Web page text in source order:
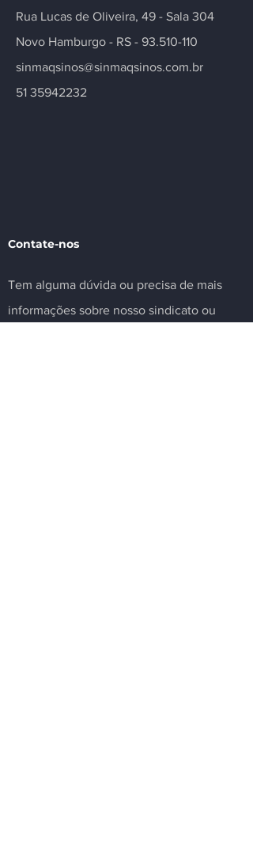
Rua Lucas de Oliveira, 49 - Sala 304
Novo Hamburgo - RS - 93.510-110
sinmaqsinos@sinmaqsinos.com.br
51 35942232
Contate-nos
Tem alguma dúvida ou precisa de mais
informações sobre nosso sindicato ou